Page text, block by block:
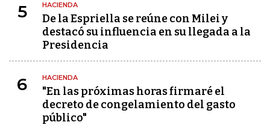
5 HACIENDA
De la Espriella se reúne con Milei y
destacó su influencia en su llegada a la
Presidencia
6 HACIENDA
"En las próximas horas firmaré el
decreto de congelamiento del gasto
público"